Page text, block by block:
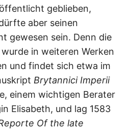
geblieben,
aber seinen
gewesen sein. Denn die
in weiteren Werken
und findet sich etwa im
Brytannici Imperii
einem wichtigen Berater
Elisabeth, und lag 1583
Of the late